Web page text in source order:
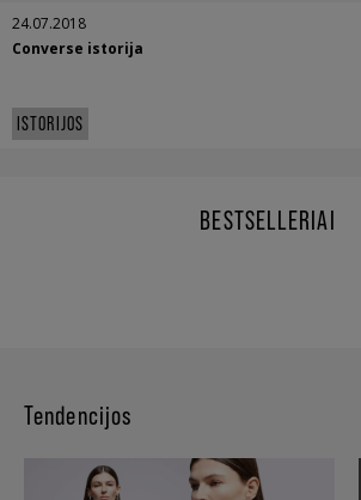
24.07.2018
Converse istorija
ISTORIJOS
BESTSELLERIAI
Tendencijos